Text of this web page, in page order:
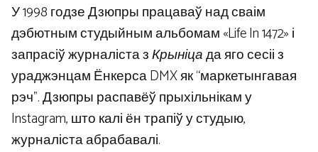
У 1998 годзе Дзюпры працаваў над сваім
дэбютным студыйным альбомам «Life In 1472» і
запрасіў журналіста зКрыніцада яго сесіі з
ураджэнцам Ёнкерса DMX як “маркетынгавая
рэч”. Дзюпры распавёў прыхільнікам у
Instagram, што калі ён трапіў у студыю,
журналіста абрабавалі.